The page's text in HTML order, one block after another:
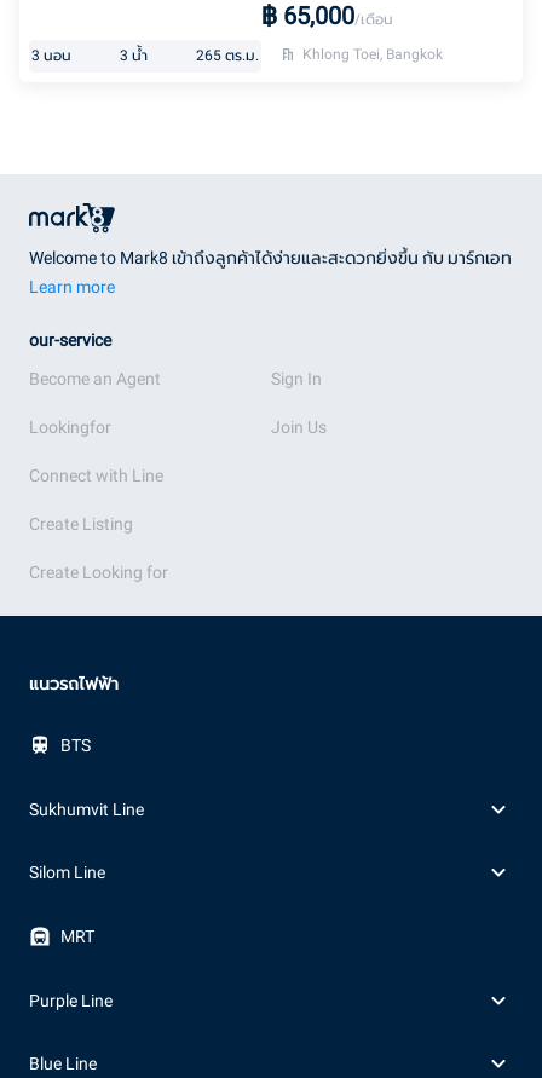
฿ 65,000/เดือน
3 นอน 3 น้ำ 265 ตร.ม. Khlong Toei, Bangkok
Welcome to Mark8 เข้าถึงลูกค้าได้ง่ายและสะดวกยิ่งขึ้น กับ มาร์กเอท
Learn more
our-service
Become an Agent
Lookingfor
Connect with Line
Create Listing
Create Looking for
Sign In
Join Us
แนวรถไฟฟ้า
BTS
Sukhumvit Line
Silom Line
MRT
Purple Line
Blue Line